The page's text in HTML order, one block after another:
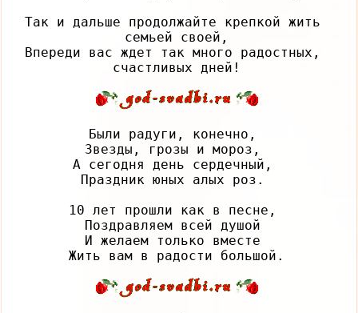
Так и дальше продолжайте крепкой жить
семьей своей,
Впереди вас ждет так много радостных,
Были радуги, конечно,
Звезды, грозы и мороз,
А сегодня день сердечный,
Праздник юных алых роз.
10 лет прошли как в песне,
Поздравляем всей душой
И желаем только вместе